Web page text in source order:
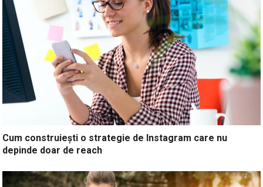
Cum construiești o strategie de Instagram care nu
depinde doar de reach